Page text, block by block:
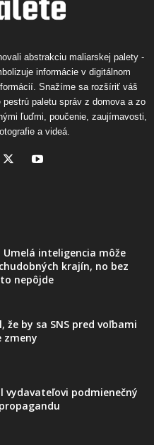
abstrakciu maliarskej palety -
informácie v digitálnom
Snažíme sa rozšíriť váš
paletu správ z domova a zo
ľuďmi, poučenie, zaujímavosti,
a videá.
Umelá inteligencia môže
krajín, no bez
nepôjde
že by sa SNS pred voľbami
zmeny
vydavateľovi podmienečný